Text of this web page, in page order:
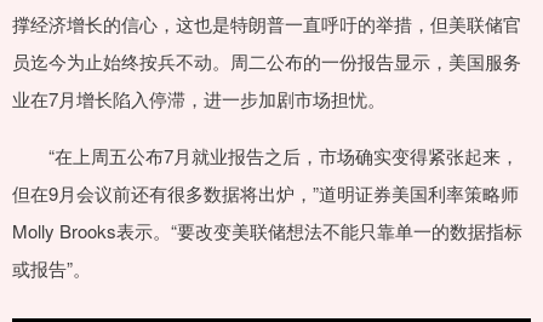
撑经济增长的信心，这也是特朗普一直呼吁的举措，但美联储官
员迄今为止始终按兵不动。周二公布的一份报告显示，美国服务
业在7月增长陷入停滞，进一步加剧市场担忧。
“在上周五公布7月就业报告之后，市场确实变得紧张起来，
但在9月会议前还有很多数据将出炉，”道明证券美国利率策略师
Molly Brooks表示。“要改变美联储想法不能只靠单一的数据指标
或报告”。